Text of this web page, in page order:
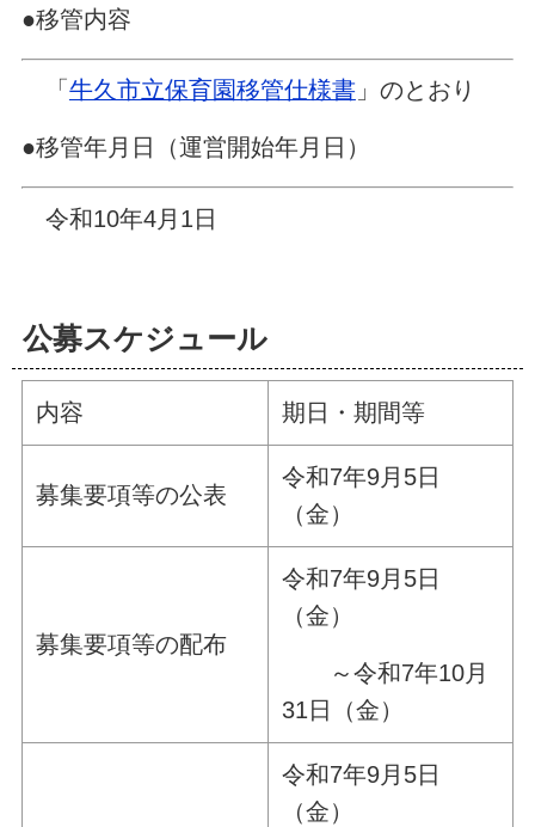
●移管内容
「 牛久市立保育園移管仕様書」のとおり
●移管年月日（運営開始年月日）
令和10年4月1日
公募スケジュール
内容 期日・期間等
募集要項等の公表
令和7年9月5日
（金）
募集要項等の配布
令和7年9月5日
（金）
～令和7年10月
31日（金）
令和7年9月5日
（金）